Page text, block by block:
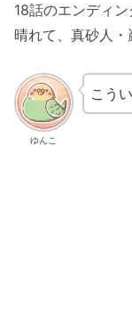
18話のエンディ
晴れて、真砂人・
ゆんこ
こう